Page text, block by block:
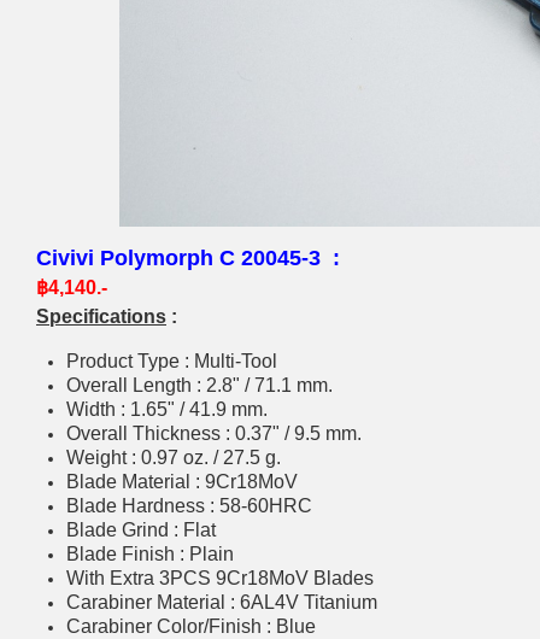
Civivi Polymorph C 20045-3 :
฿4,140.-
Specifications :
Product Type : Multi-Tool
Overall Length : 2.8" / 71.1 mm.
Width : 1.65" / 41.9 mm.
Overall Thickness : 0.37" / 9.5 mm.
Weight : 0.97 oz. / 27.5 g.
Blade Material : 9Cr18MoV
Blade Hardness : 58-60HRC
Blade Grind : Flat
Blade Finish : Plain
With Extra 3PCS 9Cr18MoV Blades
Carabiner Material : 6AL4V Titanium
Carabiner Color/Finish : Blue